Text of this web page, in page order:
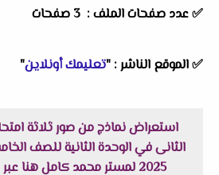
✅ عدد صفحات الملف : 3 صفحات
✅الموقع الناشر : "تعليمك أونلاين"
استعراض نماذج من صور ثلاثة
الثانى في الوحدة الثانية للصف
2025 لمستر محمد كامل هنا عبر موقعنا "